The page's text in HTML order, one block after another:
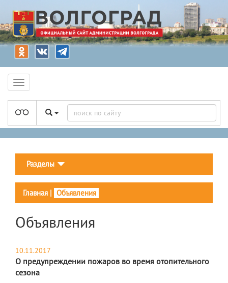
Разделы
Главная | Объявления
Объявления
10.11.2017
О предупреждении пожаров во время отопительного
сезона